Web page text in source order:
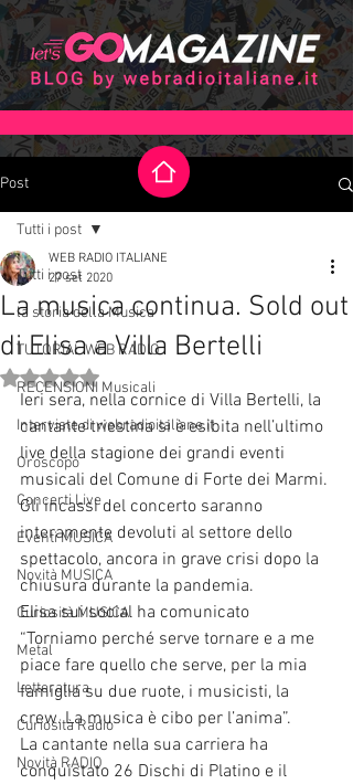
Post
Tutti i post
la storia della Musica
TUTORIAL WEB RADIO
RECENSIONI Musicali
Interviste di webradioitaliane.it
Oroscopo
Concerti Live
Eventi MUSICA
Novità MUSICA
Curiosità MUSICA
Metal
Letteratura
Curiosità Radio
Novità RADIO
Tutti i post
La musica continua. Sold out
di Elisa a Villa Bertelli
WEB RADIO ITALIANE
27 set 2020
Valutazione NaN stelle su 5.
Ieri sera, nella cornice di Villa Bertelli, la
cantante triestina si è esibita nell’ultimo
live della stagione dei grandi eventi
musicali del Comune di Forte dei Marmi.
Gli incassi del concerto saranno
interamente devoluti al settore dello
spettacolo, ancora in grave crisi dopo la
chiusura durante la pandemia.
Elisa sui social ha comunicato
“Torniamo perché serve tornare e a me
piace fare quello che serve, per la mia
famiglia su due ruote, i musicisti, la
crew. La musica è cibo per l’anima”.
La cantante nella sua carriera ha
conquistato 26 Dischi di Platino e il